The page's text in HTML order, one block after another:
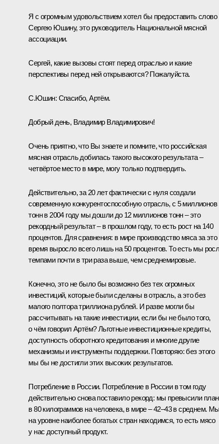
Я с огромным удовольствием хотел бы предоставить слово
Сергею Юшину, это руководитель Национальной мясной
ассоциации.
Сергей, какие вызовы стоят перед отраслью и какие
перспективы перед ней открываются? Пожалуйста.
С.Юшин: Спасибо, Артём.
Добрый день, Владимир Владимирович!
Очень приятно, что Вы знаете и помните, что российская
мясная отрасль добилась такого высокого результата –
четвёртое место в мире, могу только подтвердить.
Действительно, за 20 лет фактически с нуля создали
современную конкурентоспособную отрасль, с 5 миллионов
тонн в 2004 году мы дошли до 12 миллионов тонн – это
рекордный результат – в прошлом году, то есть рост на 140
процентов. Для сравнения: в мире производство мяса за
время выросло всего лишь на 50 процентов. То есть мы
темпами почти в три раза выше, чем среднемировые.
Конечно, это не было бы возможно без тех огромных
инвестиций, которые были сделаны в отрасль, а это без
малого полтора триллиона рублей. И разве могли бы
рассчитывать на такие инвестиции, если бы не было того,
о чём говорил Артём? Льготные инвестиционные кредиты,
доступность оборотного кредитования и многие другие
механизмы и инструменты поддержки. Повторяю: без этого
мы бы не достигли этих высоких результатов.
Потребление в России. Потребление в России в том году
действительно снова поставило рекорд: мы превысили
в 80 килограммов на человека, в мире – 42–43 в среднем.
на уровне наиболее богатых стран находимся, то есть мясо
у нас доступный продукт.